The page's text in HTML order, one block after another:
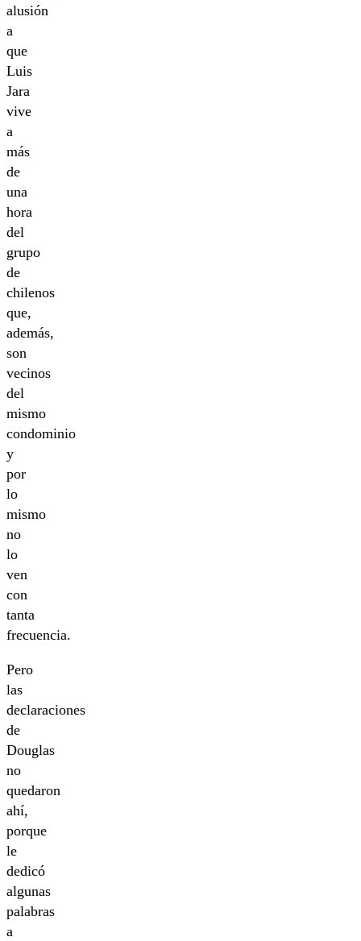
alusión
a
que
Luis
Jara
vive
a
más
de
una
hora
del
grupo
de
chilenos
que,
además,
son
vecinos
del
mismo
condominio
y
por
lo
mismo
no
lo
ven
con
tanta
frecuencia.
Pero
las
declaraciones
de
Douglas
no
quedaron
ahí,
porque
le
dedicó
algunas
palabras
a